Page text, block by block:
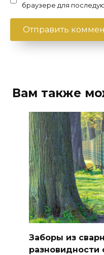
браузере для
Вам также
Заборы из
разновидности